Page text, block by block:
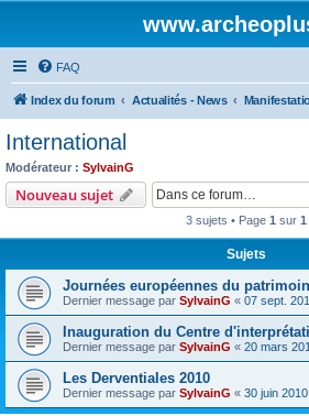
FAQ
Index du forum Actualités - News
International
Modérateur : SylvainG
Nouveau sujet
3 sujets • Page 1 sur 1
Sujets
Journées européennes du
Dernier message par SylvainG « 07 sept.
Inauguration du Centre
Dernier message par SylvainG « 20 mars
Les Derventiales 2010
Dernier message par SylvainG « 30 juin